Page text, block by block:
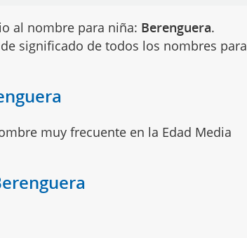
al nombre para niña: Berenguera.
significado de todos los nombres para
muy frecuente en la Edad Media